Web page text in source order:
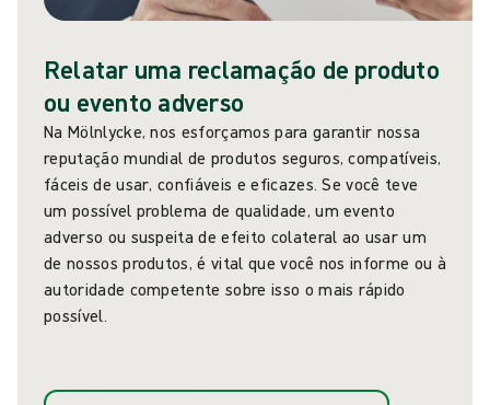
Relatar uma reclamação de produto
ou evento adverso
Na Mölnlycke, nos esforçamos para garantir nossa
reputação mundial de produtos seguros, compatíveis,
fáceis de usar, confiáveis e eficazes. Se você teve
um possível problema de qualidade, um evento
adverso ou suspeita de efeito colateral ao usar um
de nossos produtos, é vital que você nos informe ou à
autoridade competente sobre isso o mais rápido
possível.